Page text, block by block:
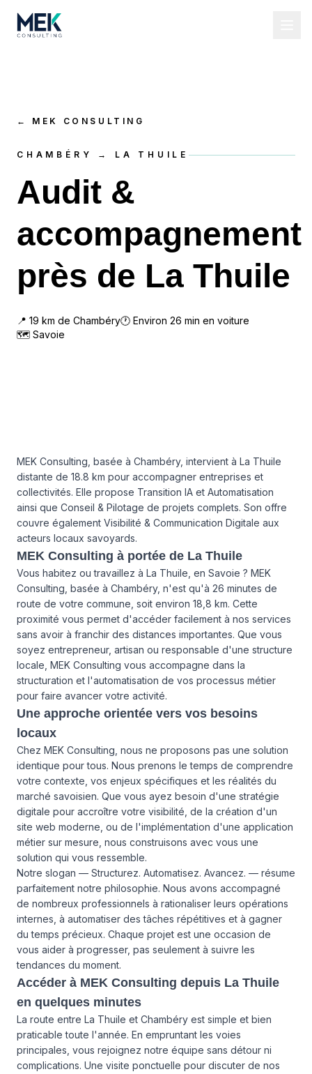
← MEK CONSULTING
CHAMBÉRY → LA THUILE
Audit &
accompagnement
près de La Thuile
📍 19 km de Chambéry🕐 Environ 26 min en voiture
🗺 Savoie
MEK Consulting, basée à Chambéry, intervient à La Thuile
distante de 18.8 km pour accompagner entreprises et
collectivités. Elle propose Transition IA et Automatisation
ainsi que Conseil & Pilotage de projets complets. Son offre
couvre également Visibilité & Communication Digitale aux
acteurs locaux savoyards.
MEK Consulting à portée de La Thuile
Vous habitez ou travaillez à La Thuile, en Savoie ? MEK
Consulting, basée à Chambéry, n'est qu'à 26 minutes de
route de votre commune, soit environ 18,8 km. Cette
proximité vous permet d'accéder facilement à nos services
sans avoir à franchir des distances importantes. Que vous
soyez entrepreneur, artisan ou responsable d'une structure
locale, MEK Consulting vous accompagne dans la
structuration et l'automatisation de vos processus métier
pour faire avancer votre activité.
Une approche orientée vers vos besoins
locaux
Chez MEK Consulting, nous ne proposons pas une solution
identique pour tous. Nous prenons le temps de comprendre
votre contexte, vos enjeux spécifiques et les réalités du
marché savoisien. Que vous ayez besoin d'une stratégie
digitale pour accroître votre visibilité, de la création d'un
site web moderne, ou de l'implémentation d'une application
métier sur mesure, nous construisons avec vous une
solution qui vous ressemble.
Notre slogan — Structurez. Automatisez. Avancez. — résume
parfaitement notre philosophie. Nous avons accompagné
de nombreux professionnels à rationaliser leurs opérations
internes, à automatiser des tâches répétitives et à gagner
du temps précieux. Chaque projet est une occasion de
vous aider à progresser, pas seulement à suivre les
tendances du moment.
Accéder à MEK Consulting depuis La Thuile
en quelques minutes
La route entre La Thuile et Chambéry est simple et bien
praticable toute l'année. En empruntant les voies
principales, vous rejoignez notre équipe sans détour ni
complications. Une visite ponctuelle pour discuter de nos